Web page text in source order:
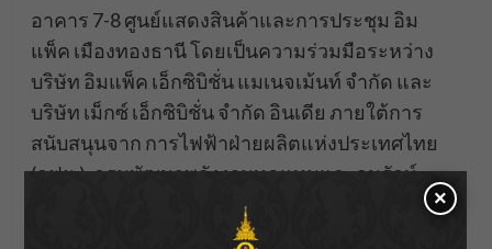
อาคาร 7-8 ศูนย์แสดงสินค้าและการประชุม อิม
แพ็ค เมืองทองธานี โดยเป็นความร่วมมือระหว่าง
บริษัท อิมแพ็ค เอ็กซิบิชั่น แมเนจเม้นท์ จำกัด และ
บริษัท เม็กซ์ เอ็กซิบิชั่น จำกัด อินเดีย ภายใต้การ
สนับสนุนจาก การไฟฟ้าฝ่ายผลิตแห่งประเทศไทย
(กฟผ.), กรมพัฒนาพลังงานทดแทนและอนุรักษ์
พลังงาน, กรมโรงงานอุตสาหกรรม, คณะ
สถาปัตยกรรมศาสตร์ มหาวิทยาลัยเกษตรศาสตร์,
×